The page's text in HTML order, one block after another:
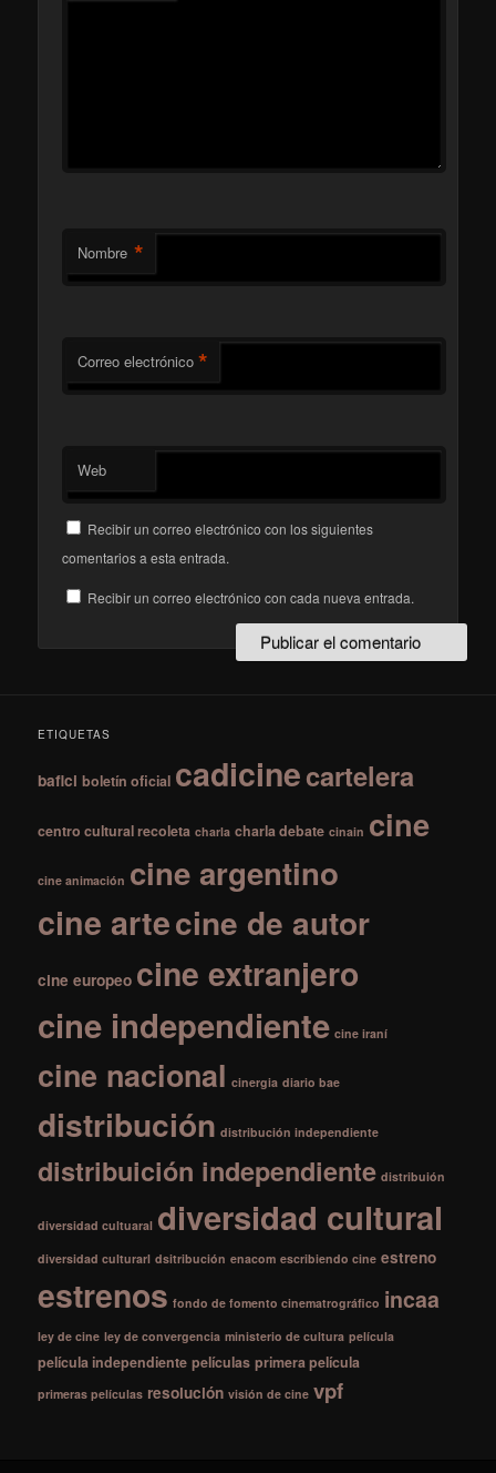
Nombre *
Correo electrónico *
Web
Recibir un correo electrónico con los siguientes
comentarios a esta entrada.
Recibir un correo electrónico con cada nueva entrada.
ETIQUETAS
bafici boletín oficial cadicinecartelera
centro cultural recoleta charla charla debate cinain cine
cine animación cine argentino
cine artecine de autor
cine europeo cine extranjero
cine independiente cine iraní
cine nacional cinergia diario bae
distribución distribución independiente
distribuición independiente distribuión
diversidad cultuaral diversidad cultural
diversidad culturarl dsitribución enacom escribiendo cine estreno
estrenos fondo de fomento cinematrográfico incaa
ley de cine ley de convergencia ministerio de cultura película
película independiente películas primera película
primeras películas resolución visión de cine vpf